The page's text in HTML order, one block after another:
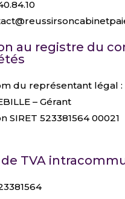
au registre du
du représentant légal :
– Gérant
SIRET 523381564 00021
TVA